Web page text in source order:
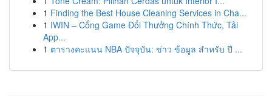
1 Finding the Best House Cleaning Services in Cha...
1 IWIN – Cổng Game Đổi Thưởng Chính Thức, Tải
App...
1 ตารางคะแนน NBA ปัจจุบัน: ข่าว ข้อมูล สำหรับ ปี ...